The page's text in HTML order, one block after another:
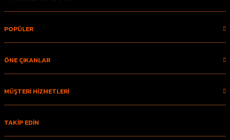
POPÜLER
ÖNE ÇIKANLAR
MÜŞTERİ HİZMETLERİ
TAKİP EDİN